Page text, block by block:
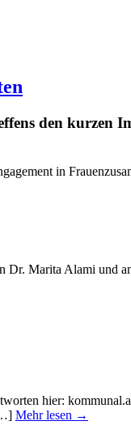
den kurzen
in
Marita Alami und
hier:
Mehr lesen →